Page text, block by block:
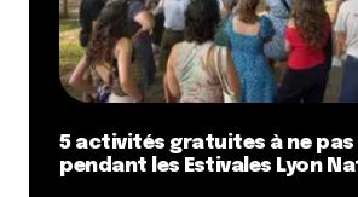
5 activités gratuites à ne pas
pendant les Estivales Lyon